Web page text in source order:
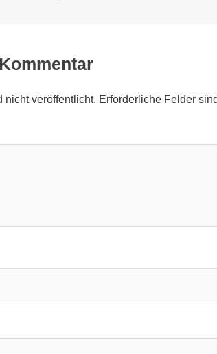
nicht veröffentlicht. Erforderliche Felder